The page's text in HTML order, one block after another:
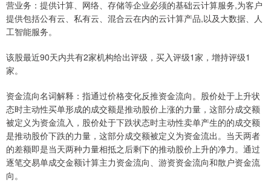
营业务：提供计算、网络、存储等企业必须的基础云计算服务,为客户
提供包括公有云、私有云、混合云在内的云计算产品,以及大数据、人
工智能服务。
该股最近90天内共有2家机构给出评级，买入评级1家，增持评级1
家。
资金流向名词解释：指通过价格变化反推资金流向。股价处于上升状
态时主动性买单形成的成交额是推动股价上涨的力量，这部分成交额
被定义为资金流入，股价处于下跌状态时主动性卖单产生的的成交额
是推动股价下跌的力量，这部分成交额被定义为资金流出。当天两者
的差额即是当天两种力量相抵之后剩下的推动股价上升的净力。通过
逐笔交易单成交金额计算主力资金流向、游资资金流向和散户资金流
向。